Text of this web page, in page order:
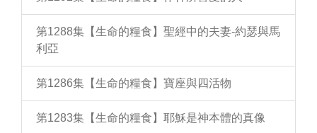
第1288集【生命的糧食】聖經中的夫妻-約瑟與馬
利亞
第1286集【生命的糧食】寶座與四活物
第1283集【生命的糧食】耶穌是神本體的真像